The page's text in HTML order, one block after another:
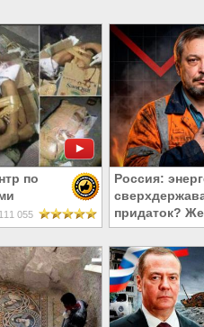
по
111 055
Россия:
придаток?